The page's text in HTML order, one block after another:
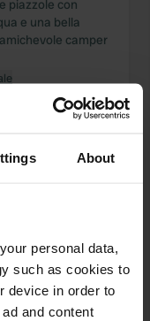
About
personal data,
such as cookies to
device in order to
and content
piazzole con
e una bella
camper